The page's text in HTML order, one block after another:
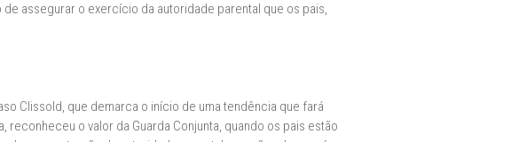
assegurar o exercício da autoridade parental que os pais,
Clissold, que demarca o início de uma tendência que fará
reconheceu o valor da Guarda Conjunta, quando os pais estão